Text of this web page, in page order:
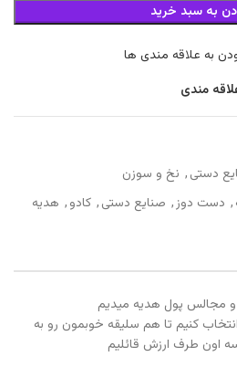
به سبد خرید
به علاقه مندی ها
مندی
دستی, نخ و سوزن
, دست دوز, صنایع دستی, کادو, هدیه
مجالس پول هدیه میدیم
کنیم تا هم سلیقه خوبمون رو به
اون طرف ارزش قائلیم